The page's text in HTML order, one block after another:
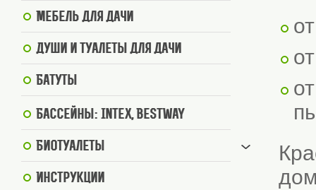
Мебель для дачи
Души и туалеты для дачи
Батуты
Бассейны: Intex, BestWay
Биотуалеты
Инструкции